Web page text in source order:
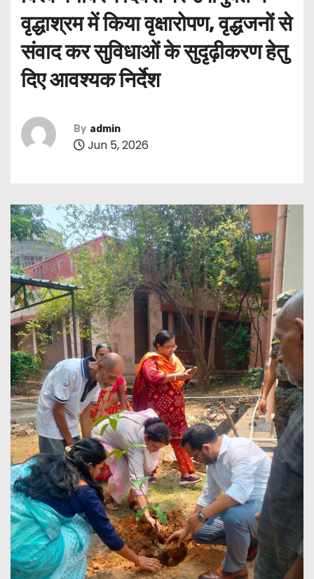
वृद्धाश्रम में किया वृक्षारोपण, वृद्धजनों से
संवाद कर सुविधाओं के सुदृढ़ीकरण हेतु
दिए आवश्यक निर्देश
By admin
Jun 5, 2026